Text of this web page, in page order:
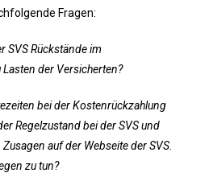
Fragen:
SVS Rückstände im
der Versicherten?
bei der Kostenrückzahlung
Regelzustand bei der SVS und
auf der Webseite der SVS.
zu tun?